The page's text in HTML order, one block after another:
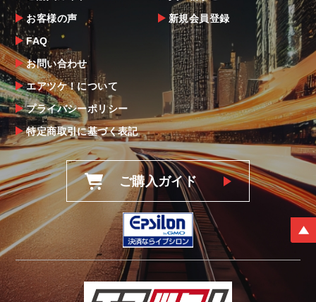
お客様の声
FAQ
お問い合わせ
エアツケ！について
プライバシーポリシー
特定商取引に基づく表記
新規会員登録
ご購入ガイド